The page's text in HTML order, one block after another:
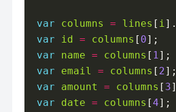
var columns = lines [ i].
var
id = columns [ 0
var
name = columns [ 1
var
email = columns [ 2
var
amount = columns [ 3
var
date = columns [4